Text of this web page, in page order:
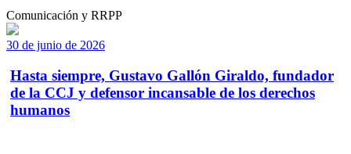
Comunicación y RRPP
30 de junio de 2026
Hasta siempre, Gustavo Gallón Giraldo, fundador
de la CCJ y defensor incansable de los derechos
humanos